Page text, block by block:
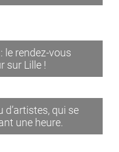
le rendez-vous
sur Lille !
qui se
une heure.